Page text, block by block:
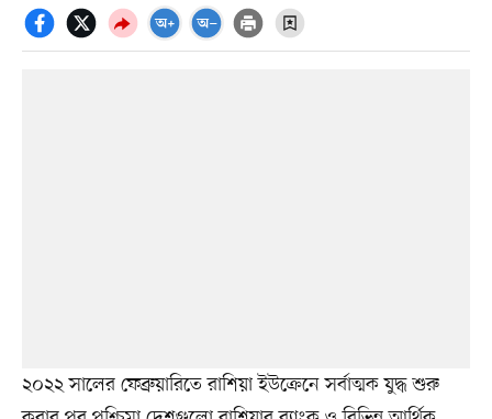
২০২২ সালের ফেব্রুয়ারিতে রাশিয়া ইউক্রেনে সর্বাত্মক যুদ্ধ শুরু